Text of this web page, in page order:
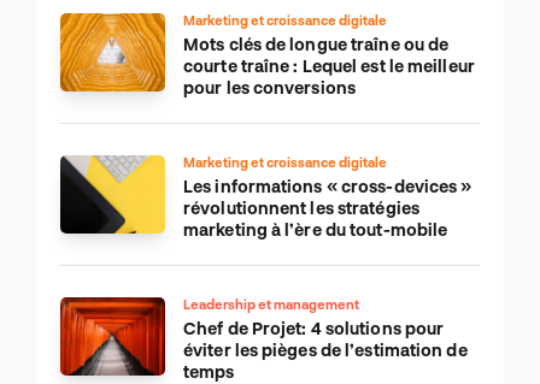
Marketing et croissance digitale
Mots clés de longue traîne ou de
courte traîne : Lequel est le meilleur
pour les conversions
Marketing et croissance digitale
Les informations « cross-devices »
révolutionnent les stratégies
marketing à l’ère du tout-mobile
Leadership et management
Chef de Projet: 4 solutions pour
éviter les pièges de l’estimation de
temps